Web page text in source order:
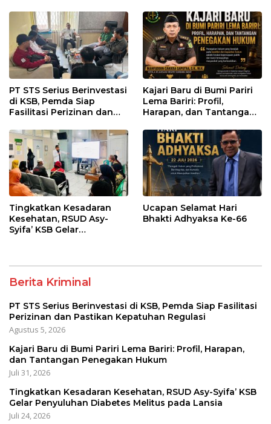
PT STS Serius Berinvestasi
di KSB, Pemda Siap
Fasilitasi Perizinan dan
Regulasi
Kajari Baru di Bumi Pariri
Lema Bariri: Profil,
Harapan, dan Tantangan
Tingkatkan Kesadaran
Kesehatan, RSUD Asy-
Syifa’ KSB Gelar
Ucapan Selamat Hari
Bhakti Adhyaksa Ke-66
Berita Kriminal
PT STS Serius Berinvestasi di KSB, Pemda Siap Fasilitasi
Perizinan dan Pastikan Kepatuhan Regulasi
Agustus 5, 2026
Kajari Baru di Bumi Pariri Lema Bariri: Profil, Harapan,
dan Tantangan Penegakan Hukum
Juli 31, 2026
Tingkatkan Kesadaran Kesehatan, RSUD Asy-Syifa’ KSB
Gelar Penyuluhan Diabetes Melitus pada Lansia
Juli 24, 2026